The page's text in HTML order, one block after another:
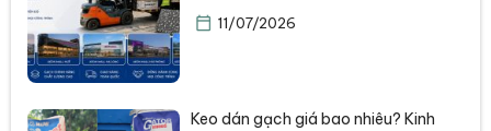
11/07/2026
Keo dán gạch giá bao nhiêu? Kinh